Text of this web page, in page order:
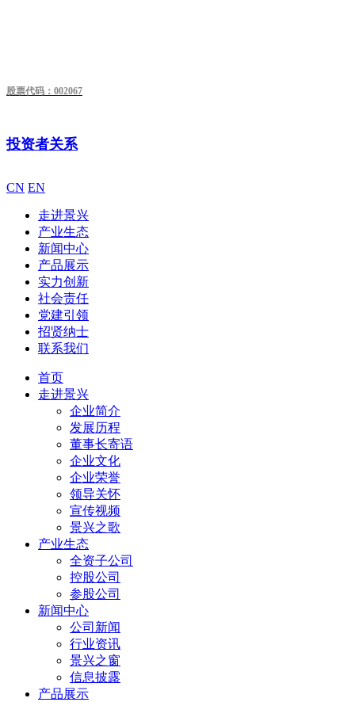
股票代码：002067
投资者关系
CN EN
走进景兴
产业生态
新闻中心
产品展示
实力创新
社会责任
党建引领
招贤纳士
联系我们
首页
走进景兴
企业简介
发展历程
董事长寄语
企业文化
企业荣誉
领导关怀
宣传视频
景兴之歌
产业生态
全资子公司
控股公司
参股公司
新闻中心
公司新闻
行业资讯
景兴之窗
信息披露
产品展示